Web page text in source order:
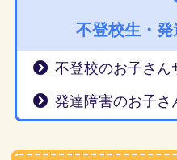
不登校生・発
不登校のお子さん
発達障害のお子さ